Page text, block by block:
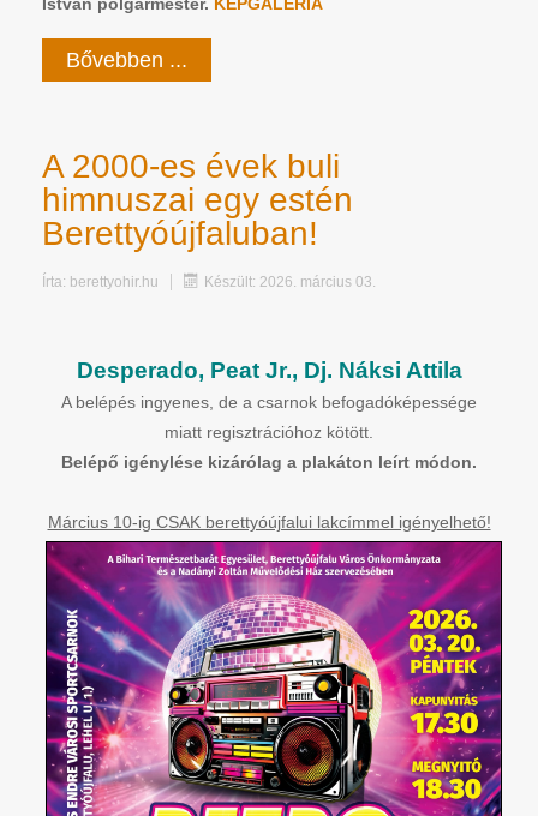
István polgármester. KÉPGALÉRIA
Bővebben ...
A 2000-es évek buli
himnuszai egy estén
Berettyóújfaluban!
Írta: berettyohir.hu Készült: 2026. március 03.
Desperado, Peat Jr., Dj. Náksi Attila
A belépés ingyenes, de a csarnok befogadóképessége
miatt regisztrációhoz kötött.
Belépő igénylése kizárólag a plakáton leírt módon.
Március 10-ig CSAK berettyóújfalui lakcímmel igényelhető!